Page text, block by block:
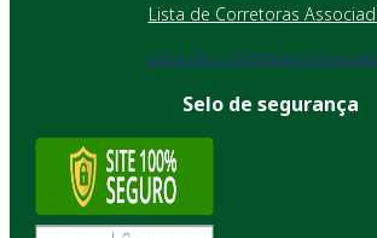
Lista de Corretoras
Lista de Corretoras
Selo de segurança